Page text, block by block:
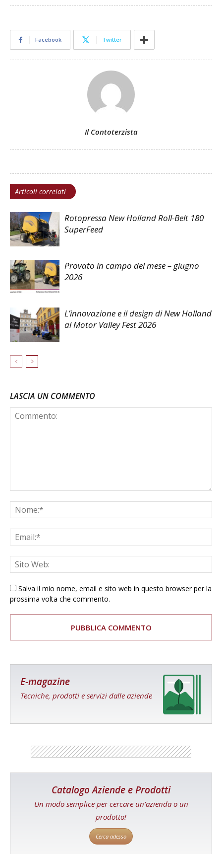
Facebook Twitter
Il Contoterzista
Articoli correlati
Rotopressa New Holland Roll-Belt 180
SuperFeed
Provato in campo del mese – giugno
2026
L’innovazione e il design di New Holland
al Motor Valley Fest 2026
LASCIA UN COMMENTO
Salva il mio nome, email e sito web in questo browser per la
prossima volta che commento.
E-magazine
Tecniche, prodotti e servizi dalle aziende
Catalogo Aziende e Prodotti
Un modo semplice per cercare un'azienda o un
prodotto!
Cerca adesso